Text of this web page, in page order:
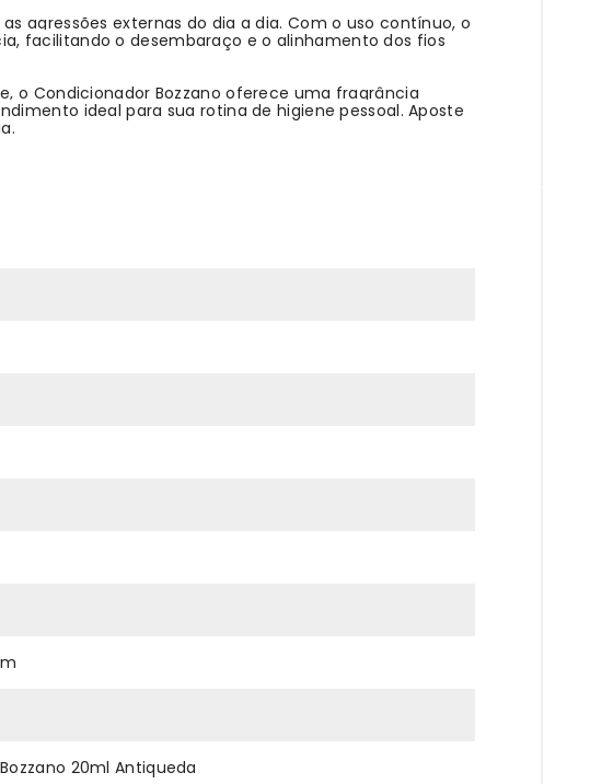
agressões externas do dia a dia. Com o uso contínuo, o
facilitando o desembaraço e o alinhamento dos fios
o Condicionador Bozzano oferece uma fragrância
ideal para sua rotina de higiene pessoal. Aposte
20ml Antiqueda